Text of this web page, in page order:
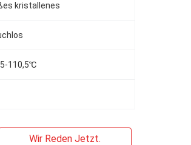
kristallenes
110,5℃
Wir Reden Jetzt.